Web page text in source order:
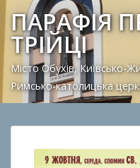
ПАРАФІЯ
ТРІЙЦІ
Місто Обухів, Київсько-
Римсько-католицька